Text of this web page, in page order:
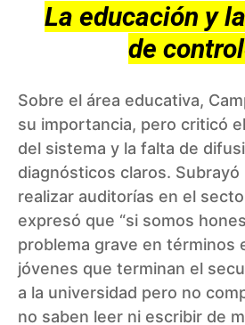
La educación y
de
Sobre el área educativa,
su importancia, pero criticó
del sistema y la falta de
diagnósticos claros. Subrayó
realizar auditorías en el
expresó que “si somos
problema grave en términos
jóvenes que terminan el
a la universidad pero no
no saben leer ni escribir de